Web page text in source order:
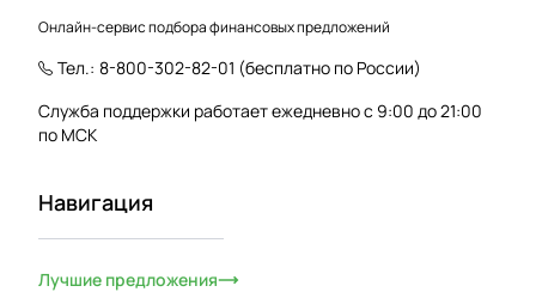
Онлайн-сервис подбора финансовых предложений
Тел.: 8-800-302-82-01 (бесплатно по России)
Служба поддержки работает ежедневно с 9:00 до 21:00
по МСК
Навигация
Лучшие предложения